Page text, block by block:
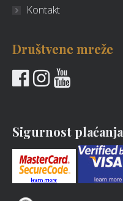
Kontakt
Društvene mreže
Sigurnost plaćanja